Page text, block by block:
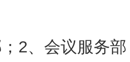
2、会议服务